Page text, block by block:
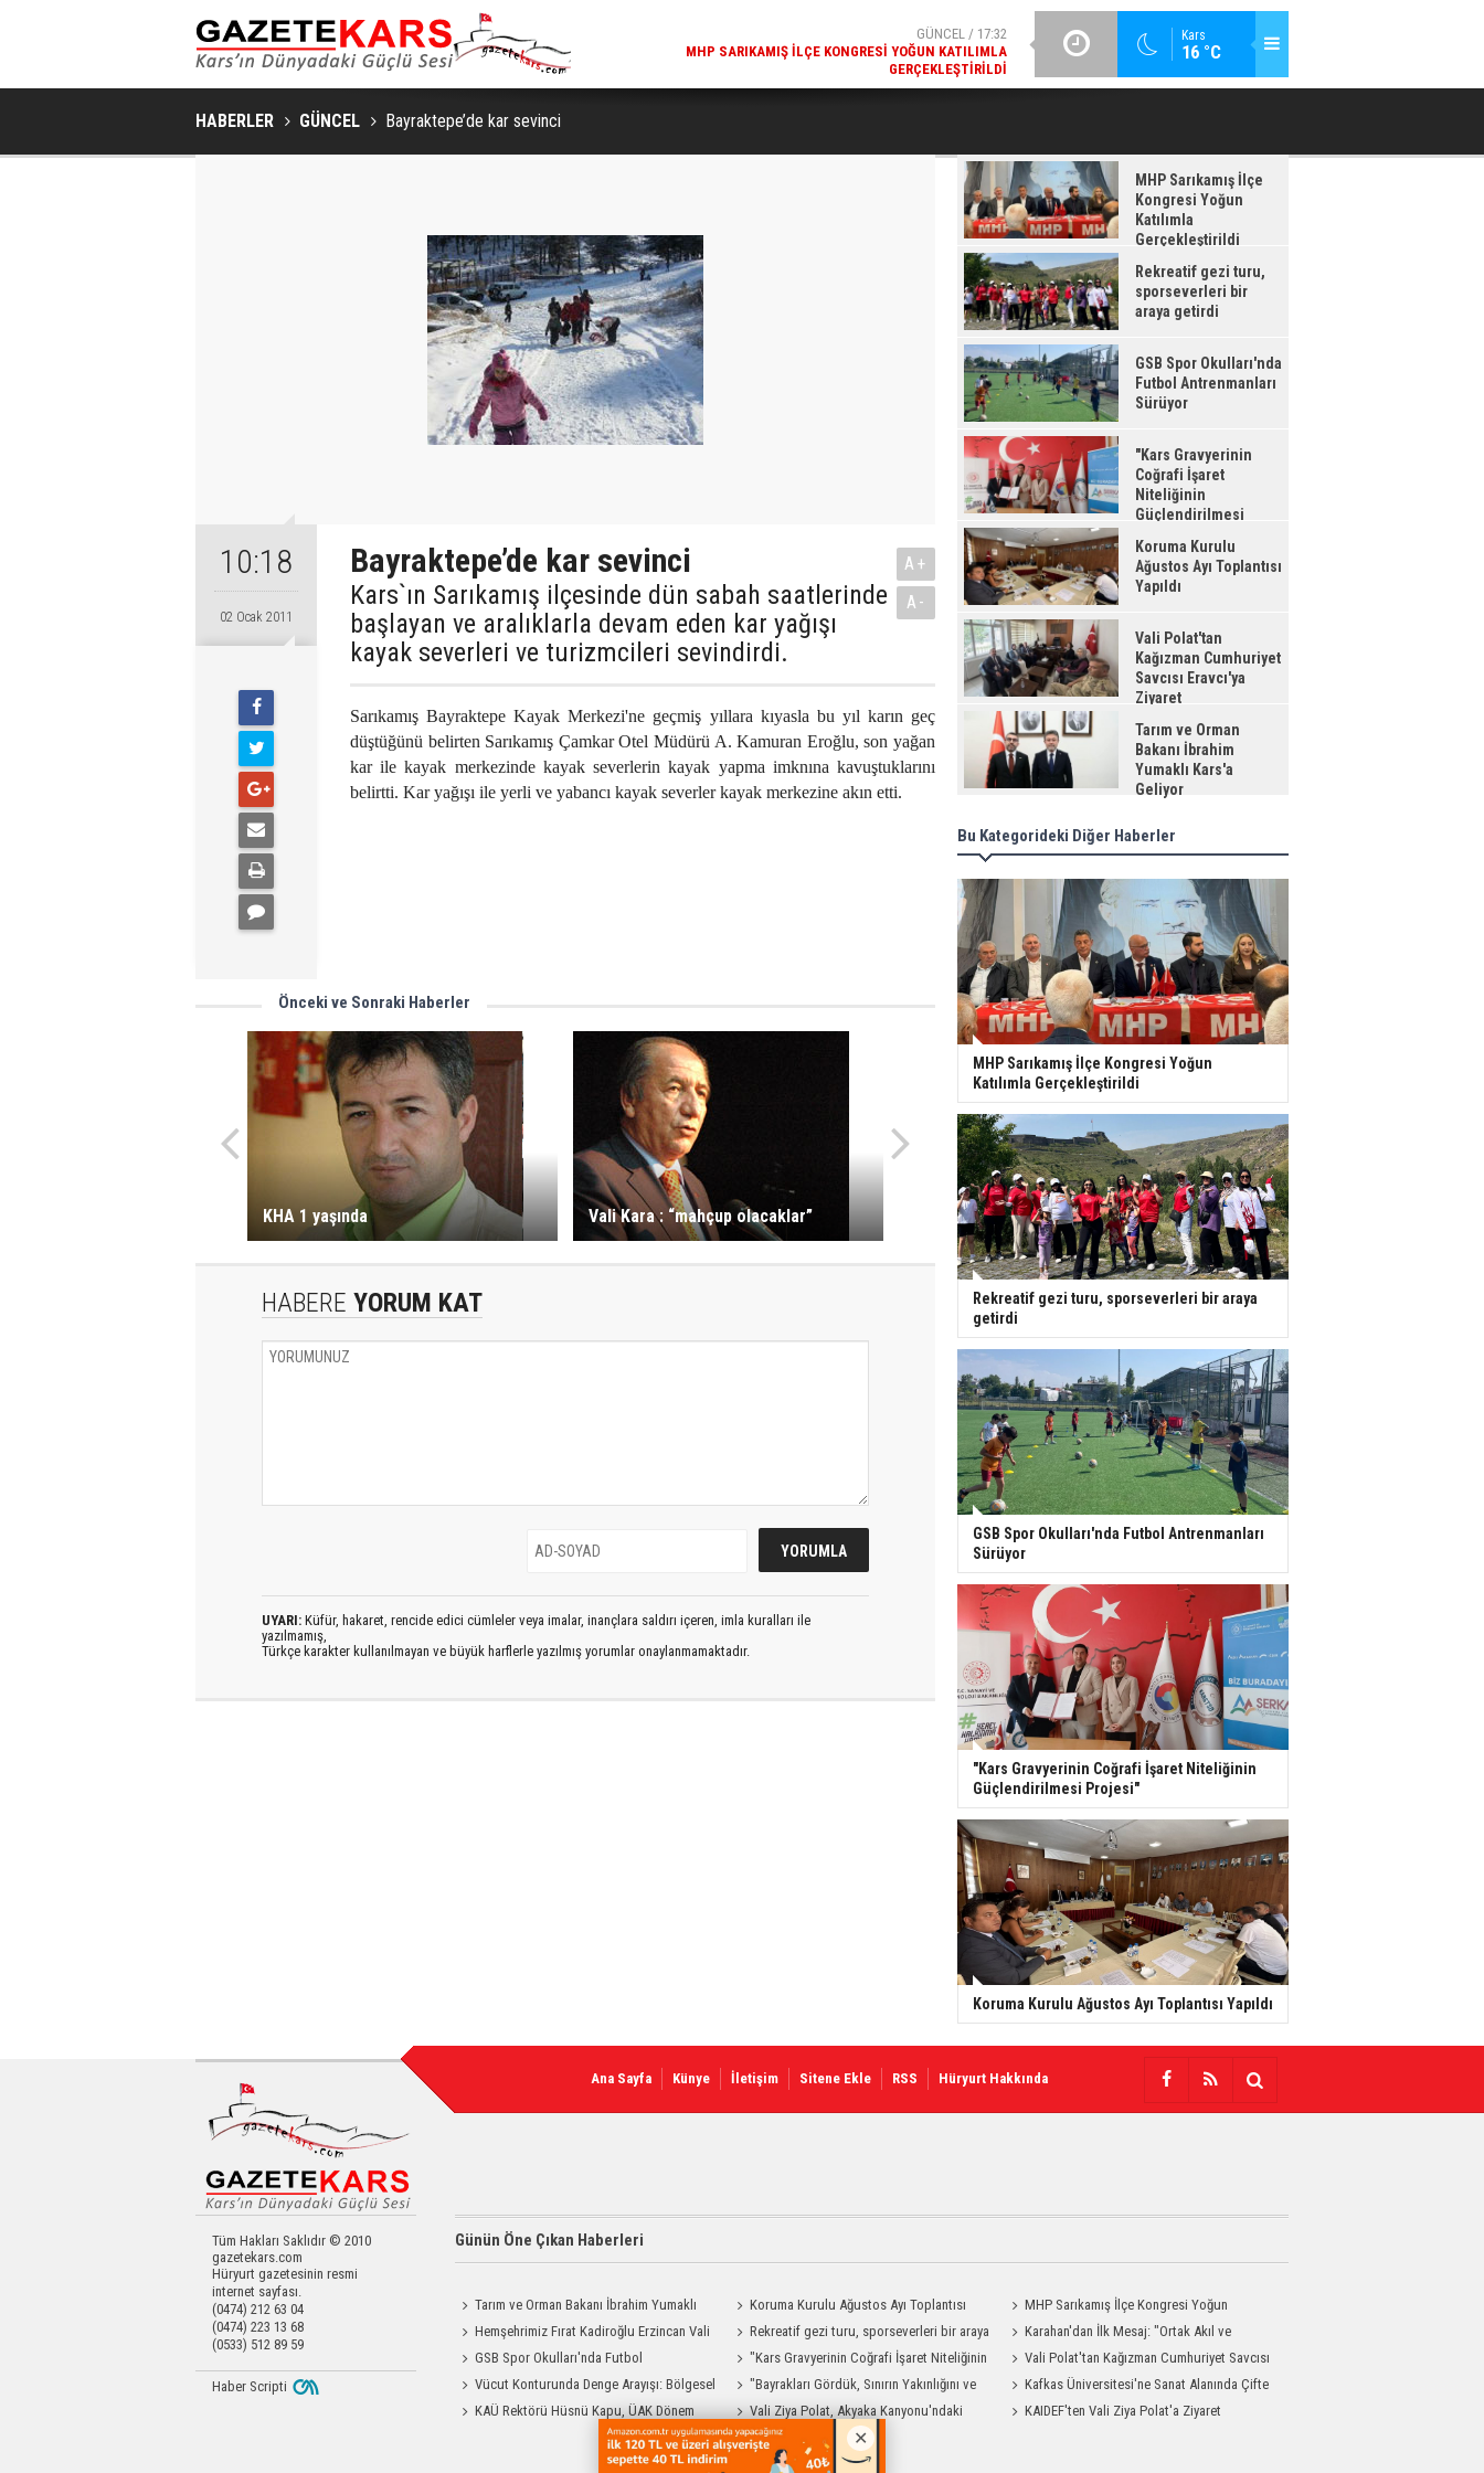
Kars
16 °C
MHP SARIKAMIŞ İLÇE KONGRESI YOĞUN KATILIMLA
GERÇEKLEŞTIRILDI
GÜNCEL / 17:08
GSB SPOR OKULLARI'NDA FUTBOL ANTRENMANLARI SÜRÜYOR
HABERLER GÜNCEL Bayraktepe’de kar sevinci
10:18
02 Ocak 2011
Bayraktepe’de kar sevinci
Kars`ın Sarıkamış ilçesinde dün sabah saatlerinde
başlayan ve aralıklarla devam eden kar yağışı
kayak severleri ve turizmcileri sevindirdi.
A+
A-
Sarıkamış Bayraktepe Kayak Merkezi'ne geçmiş yıllara kıyasla bu yıl karın geç
düştüğünü belirten Sarıkamış Çamkar Otel Müdürü A. Kamuran Eroğlu, son yağan
kar ile kayak merkezinde kayak severlerin kayak yapma imknına kavuştuklarını
belirtti. Kar yağışı ile yerli ve yabancı kayak severler kayak merkezine akın etti.
Önceki ve Sonraki Haberler
KHA 1 yaşında Vali Kara : “mahçup olacaklar”
HABERE YORUM KAT
UYARI: Küfür, hakaret, rencide edici cümleler veya imalar, inançlara saldırı içeren, imla kuralları ile
yazılmamış,
Türkçe karakter kullanılmayan ve büyük harflerle yazılmış yorumlar onaylanmamaktadır.
MHP Sarıkamış İlçe
Kongresi Yoğun
Katılımla
Gerçekleştirildi
Rekreatif gezi turu,
sporseverleri bir
araya getirdi
GSB Spor Okulları'nda
Futbol Antrenmanları
Sürüyor
"Kars Gravyerinin
Coğrafi İşaret
Niteliğinin
Güçlendirilmesi
Projesi"
Koruma Kurulu
Ağustos Ayı Toplantısı
Yapıldı
Vali Polat'tan
Kağızman Cumhuriyet
Savcısı Eravcı'ya
Ziyaret
Tarım ve Orman
Bakanı İbrahim
Yumaklı Kars'a
Geliyor
Bu Kategorideki Diğer Haberler
MHP Sarıkamış İlçe Kongresi Yoğun
Katılımla Gerçekleştirildi
Rekreatif gezi turu, sporseverleri bir araya
getirdi
GSB Spor Okulları'nda Futbol Antrenmanları
Sürüyor
"Kars Gravyerinin Coğrafi İşaret Niteliğinin
Güçlendirilmesi Projesi"
Koruma Kurulu Ağustos Ayı Toplantısı Yapıldı
Ana Sayfa Künye İletişim Sitene Ekle RSS Hüryurt Hakkında
Tüm Hakları Saklıdır © 2010
gazetekars.com
Hüryurt gazetesinin resmi
internet sayfası.
(0474) 212 63 04
(0474) 223 13 68
(0533) 512 89 59
Günün Öne Çıkan Haberleri
Tarım ve Orman Bakanı İbrahim Yumaklı
Kars'a Geliyor
Koruma Kurulu Ağustos Ayı Toplantısı
Yapıldı
MHP Sarıkamış İlçe Kongresi Yoğun
Katılımla Gerçekleştirildi
Hemşehrimiz Fırat Kadiroğlu Erzincan Vali
Yardımcılığına Atandı
Rekreatif gezi turu, sporseverleri bir araya
getirdi
Karahan'dan İlk Mesaj: "Ortak Akıl ve
Dayanışmayla Çalışacağız"
GSB Spor Okulları'nda Futbol
Antrenmanları Sürüyor
"Kars Gravyerinin Coğrafi İşaret Niteliğinin
Güçlendirilmesi Projesi"
Vali Polat'tan Kağızman Cumhuriyet Savcısı
Eravcı'ya Ziyaret
Vücut Konturunda Denge Arayışı: Bölgesel
Yağ Alma Sürecinin Tüm Aşamaları
"Bayrakları Gördük, Sınırın Yakınlığını ve
Uzaklığını Aynı Anda Hissettik"
Kafkas Üniversitesi'ne Sanat Alanında Çifte
Gurur
KAÜ Rektörü Hüsnü Kapu, ÜAK Dönem
Vali Ziya Polat, Akyaka Kanyonu'ndaki
Rafting Heyecanına Katıldı
KAIDEF'ten Vali Ziya Polat'a Ziyaret
Haber Scripti